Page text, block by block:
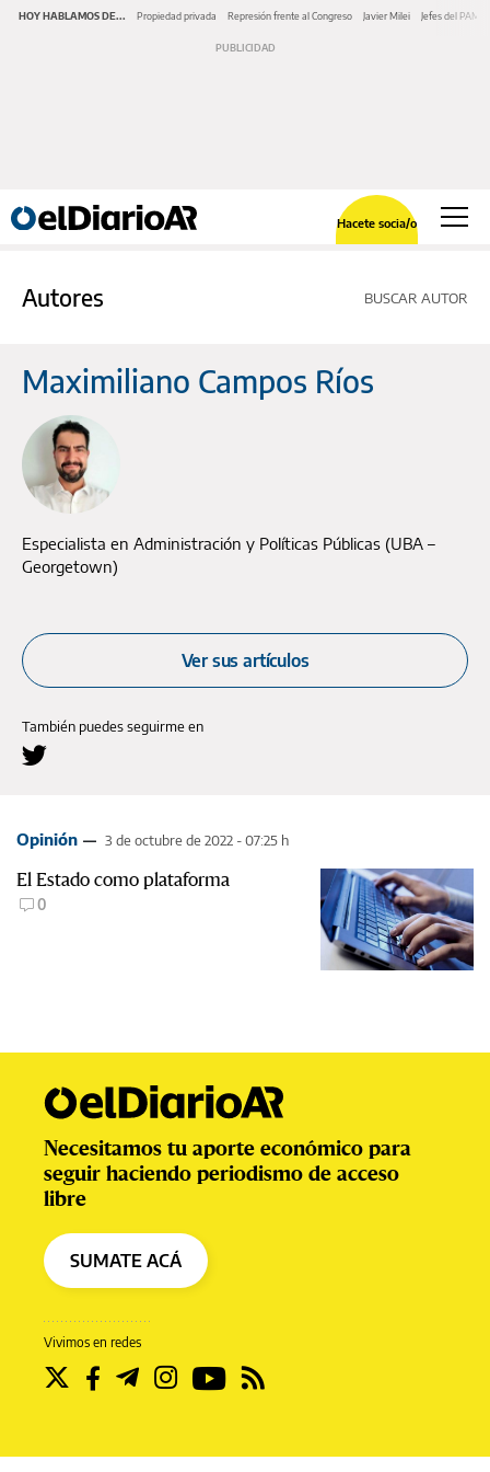
HOY HABLAMOS DE... Propiedad privada Represión frente al Congreso Javier Milei Jefes del PAMI
Hacete socia/o
Autores BUSCAR AUTOR
Maximiliano Campos Ríos
Especialista en Administración y Políticas Públicas (UBA –
Georgetown)
Ver sus artículos
También puedes seguirme en
Opinión 3 de octubre de 2022 - 07:25 h
El Estado como plataforma
0
Vivimos en redes
Necesitamos tu aporte económico para
seguir haciendo periodismo de acceso
libre
SUMATE ACÁ